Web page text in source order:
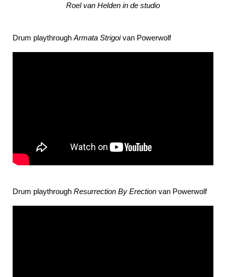
Roel van Helden in de studio
Drum playthrough Armata Strigoivan Powerwolf
Drum playthrough Resurrection By Erection van Powerwolf